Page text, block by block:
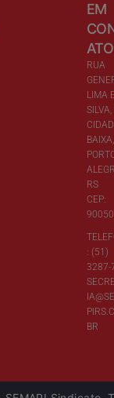
EM
ATO
RUA
LIMA
BAIXA,
RS
CEP:
: (51)
3287-
BR